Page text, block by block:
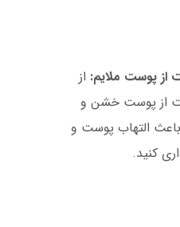
از پوست ملایم: از
از پوست خشن و
التهاب پوست و
کنید.